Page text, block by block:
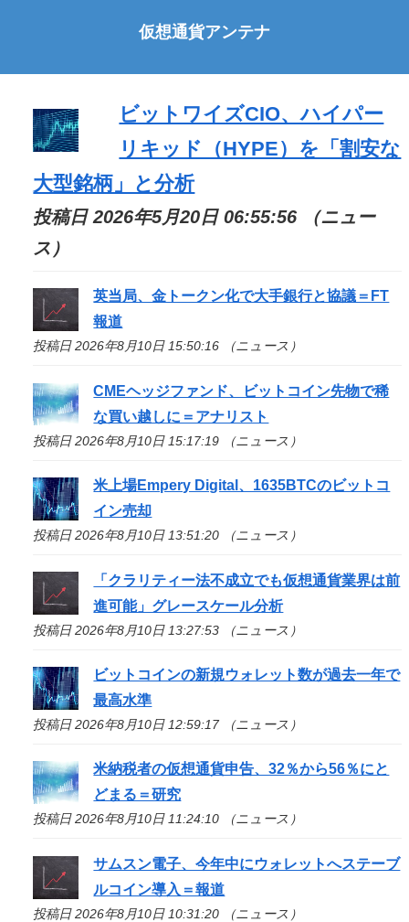
仮想通貨アンテナ
ビットワイズCIO、ハイパー
リキッド（HYPE）を「割安な
大型銘柄」と分析
投稿日 2026年5月20日 06:55:56 （ニュー
ス）
英当局、金トークン化で大手銀行と協議＝FT
報道
投稿日 2026年8月10日 15:50:16 （ニュース）
CMEヘッジファンド、ビットコイン先物で稀
な買い越しに＝アナリスト
投稿日 2026年8月10日 15:17:19 （ニュース）
米上場Empery Digital、1635BTCのビットコ
イン売却
投稿日 2026年8月10日 13:51:20 （ニュース）
「クラリティー法不成立でも仮想通貨業界は前
進可能」グレースケール分析
投稿日 2026年8月10日 13:27:53 （ニュース）
ビットコインの新規ウォレット数が過去一年で
最高水準
投稿日 2026年8月10日 12:59:17 （ニュース）
米納税者の仮想通貨申告、32％から56％にと
どまる＝研究
投稿日 2026年8月10日 11:24:10 （ニュース）
サムスン電子、今年中にウォレットへステーブ
ルコイン導入＝報道
投稿日 2026年8月10日 10:31:20 （ニュース）